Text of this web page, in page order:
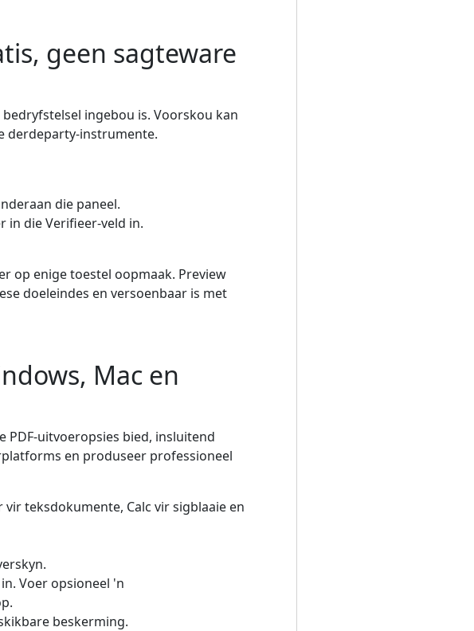
geen sagteware
ingebou is. Voorskou kan
derdeparty-instrumente.
die paneel.
in die Verifieer-veld in.
op enige toestel oopmaak. Preview
doeleindes en versoenbaar is met
Mac en
uitvoeropsies bied, insluitend
en produseer professioneel
teksdokumente, Calc vir sigblaaie en
Voer opsioneel 'n
beskerming.